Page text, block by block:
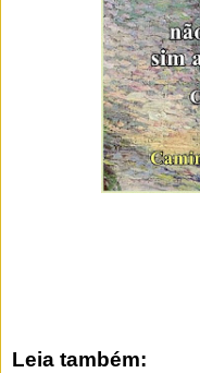
Leia também: